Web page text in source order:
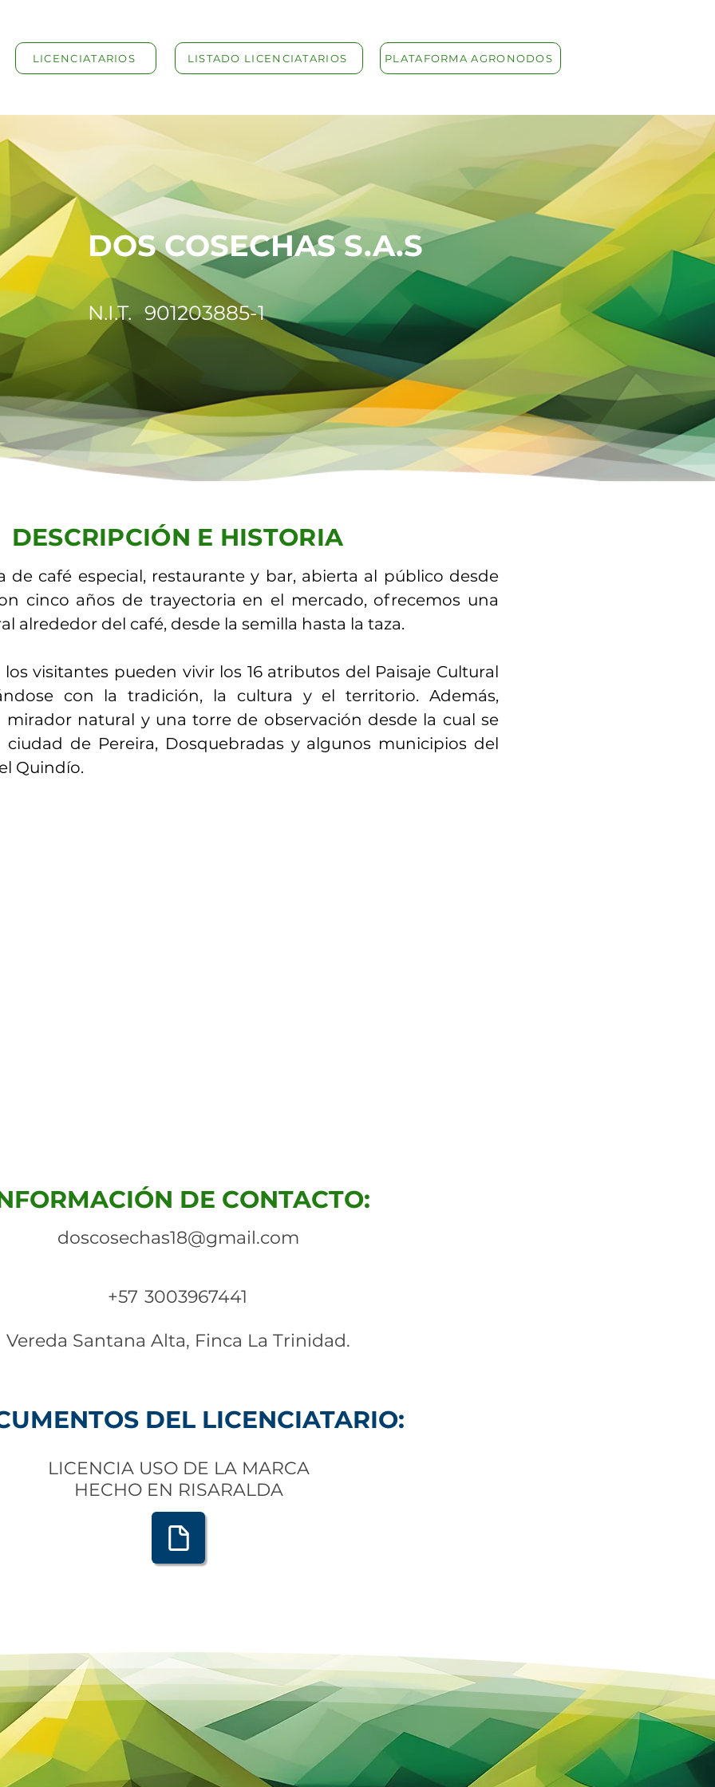
LICENCIATARIOS LISTADO LICENCIATARIOS PLATAFORMA AGRONODOS
DOS COSECHAS S.A.S
N.I.T. 901203885-1
DESCRIPCIÓN E HISTORIA
de café especial, restaurante y bar, abierta al público desde
cinco años de trayectoria en el mercado, ofrecemos una
alrededor del café, desde la semilla hasta la taza.
los visitantes pueden vivir los 16 atributos del Paisaje Cultural
con la tradición, la cultura y el territorio. Además,
natural y una torre de observación desde la cual se
ciudad de Pereira, Dosquebradas y algunos municipios del
Quindío.
DE CONTACTO:
doscosechas18@gmail.com
3003967441
+57
Vereda Santana Alta, Finca La Trinidad.
DEL LICENCIATARIO:
LICENCIA USO DE LA MARCA
HECHO EN RISARALDA